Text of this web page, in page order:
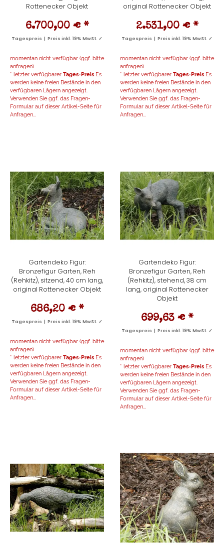
Rottenecker Objekt
6.700,00 € *
Tagespreis | Preis inkl. 19% MwSt. ✓
momentan nicht verfügbar (ggf. bitte
anfragen)
* letzter verfügbarer Tages-Preis Es
werden keine freien Bestände in den
verfügbaren Lägern angezeigt.
Verwenden Sie ggf. das Fragen-
Formular auf dieser Artikel-Seite für
Anfragen...
original Rottenecker Objekt
2.531,00 € *
Tagespreis | Preis inkl. 19% MwSt. ✓
momentan nicht verfügbar (ggf. bitte
anfragen)
* letzter verfügbarer Tages-Preis Es
werden keine freien Bestände in den
verfügbaren Lägern angezeigt.
Verwenden Sie ggf. das Fragen-
Formular auf dieser Artikel-Seite für
Anfragen...
Gartendeko Figur:
Bronzefigur Garten, Reh
(Rehkitz), sitzend, 40 cm lang,
original Rottenecker Objekt
686,20 € *
Tagespreis | Preis inkl. 19% MwSt. ✓
momentan nicht verfügbar (ggf. bitte
anfragen)
* letzter verfügbarer Tages-Preis Es
werden keine freien Bestände in den
verfügbaren Lägern angezeigt.
Verwenden Sie ggf. das Fragen-
Formular auf dieser Artikel-Seite für
Anfragen...
Gartendeko Figur:
Bronzefigur Garten, Reh
(Rehkitz), stehend, 38 cm
lang, original Rottenecker
Objekt
699,63 € *
Tagespreis | Preis inkl. 19% MwSt. ✓
momentan nicht verfügbar (ggf. bitte
anfragen)
* letzter verfügbarer Tages-Preis Es
werden keine freien Bestände in den
verfügbaren Lägern angezeigt.
Verwenden Sie ggf. das Fragen-
Formular auf dieser Artikel-Seite für
Anfragen...